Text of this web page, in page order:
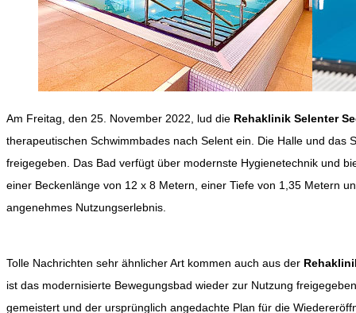
Am Freitag, den 25. November 2022, lud die Rehaklinik Selenter
therapeutischen Schwimmbades nach Selent ein. Die Halle und das
freigegeben. Das Bad verfügt über modernste Hygienetechnik und
einer Beckenlänge von 12 x 8 Metern, einer Tiefe von 1,35 Metern
angenehmes Nutzungserlebnis.
Tolle Nachrichten sehr ähnlicher Art kommen auch aus der
ist das modernisierte Bewegungsbad wieder zur Nutzung
gemeistert und der ursprünglich angedachte Plan für die